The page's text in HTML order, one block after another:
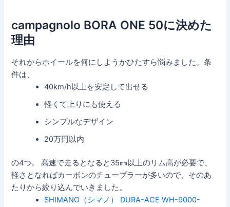
campagnolo BORA ONE 50に決めた
理由
それからホイールを何にしようかひたすら悩みました。条
件は、
40km/h以上を安定して出せる
軽くて上りにも使える
シンプルなデザイン
20万円以内
の4つ。 高速で走るとなると35㎜以上のリム高が必要で、
軽さとなればカーボンのチューブラーが多いので、そのあ
たりから絞り込んでいきました。
SHIMANO（シマノ） DURA-ACE WH-9000-